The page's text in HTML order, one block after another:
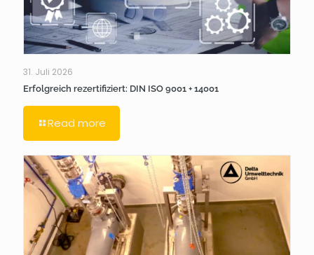
31. Juli 2026
Erfolgreich rezertifiziert: DIN ISO 9001 + 14001
Read more